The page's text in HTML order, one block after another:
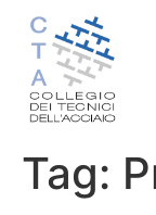
Tag: